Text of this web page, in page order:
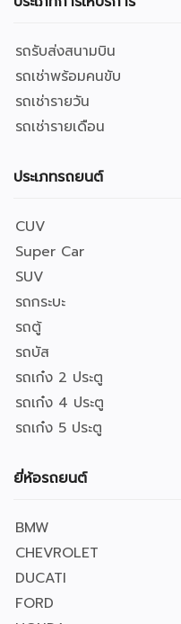
รถรับส่งสนามบิน
รถเช่าพร้อมคนขับ
รถเช่ารายวัน
รถเช่ารายเดือน
ประเภทรถยนต์
CUV
Super Car
SUV
รถกระบะ
รถตู้
รถบัส
รถเก๋ง 2 ประตู
รถเก๋ง 4 ประตู
รถเก๋ง 5 ประตู
ยี่ห้อรถยนต์
BMW
CHEVROLET
DUCATI
FORD